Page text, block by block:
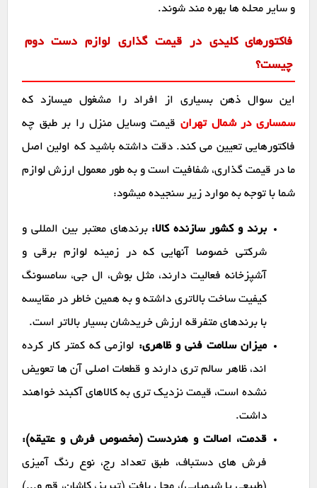
و سایر محله ها بهره مند شوند.
فاکتورهای کلیدی در قیمت گذاری لوازم دست دوم
چیست؟
این سوال ذهن بسیاری از افراد را مشغول میسازد که
سمساری در شمال تهران قیمت وسایل منزل را بر طبق چه
فاکتورهایی تعیین می کند. دقت داشته باشید که اولین اصل
ما در قیمت گذاری، شفافیت است و به طور معمول ارزش لوازم
شما با توجه به موارد زیر سنجیده میشود:
برند و کشور سازنده کالا: برندهای معتبر بین المللی و
شرکتی خصوصا آنهایی که در زمینه لوازم برقی و
آشپزخانه فعالیت دارند، مثل بوش، ال جی، سامسونگ
کیفیت ساخت بالاتری داشته و به همین خاطر در مقایسه
با برندهای متفرقه ارزش خریدشان بسیار بالاتر است.
میزان سلامت فنی و ظاهری: لوازمی که کمتر کار کرده
اند، ظاهر سالم تری دارند و قطعات اصلی آن ها تعویض
نشده است، قیمت نزدیک تری به کالاهای آکبند خواهند
داشت.
قدمت، اصالت و هنردست (مخصوص فرش و عتیقه):
فرش های دستباف، طبق تعداد رج، نوع رنگ آمیزی